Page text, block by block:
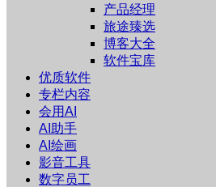
产品经理
旅途臻选
博客大全
软件宝库
优质软件
专栏内容
会用AI
AI助手
AI绘画
影音工具
数字员工